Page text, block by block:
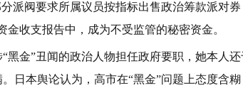
派阀要求所属议员按指标出售政治筹款派对
收支报告中，成为不受监管的秘密资金。
黑金”丑闻的政治人物担任政府要职，她本人
日本舆论认为，高市在“黑金”问题上态度含